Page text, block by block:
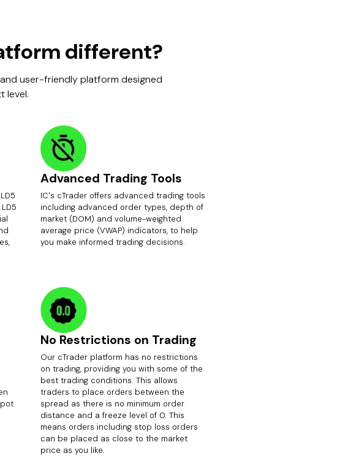
different?
user-friendly platform designed
level.
Advanced Trading Tools
IC's cTrader offers advanced trading tools
including advanced order types, depth of
market (DOM) and volume-weighted
average price (VWAP) indicators, to help
you make informed trading decisions.
No Restrictions on Trading
Our cTrader platform has no restrictions
on trading, providing you with some of the
best trading conditions. This allows
traders to place orders between the
spread as there is no minimum order
distance and a freeze level of 0. This
means orders including stop loss orders
can be placed as close to the market
price as you like.